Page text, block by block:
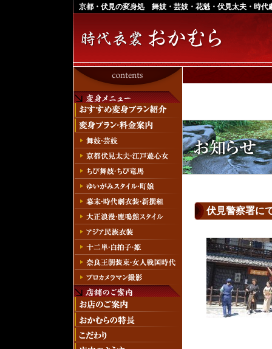
京都・伏見の変身処 舞妓・芸妓・花魁・伏見太夫・時代
伏見警察署に